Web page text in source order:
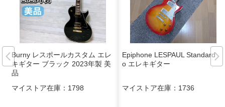
Burny レスポールカスタム エレ
キギター ブラック 2023年製 美
品
マイストア在庫： 1798
Epiphone LESPAUL Standard Pr
o エレキギター
マイストア在庫： 1736